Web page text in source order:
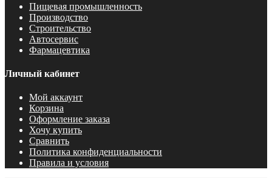
Пищевая промышленность
Производство
Строительство
Автосервис
Фармацевтика
Личный кабинет
Мой аккаунт
Корзина
Оформление заказа
Хочу купить
Сравнить
Политика конфиденциальности
Правила и условия